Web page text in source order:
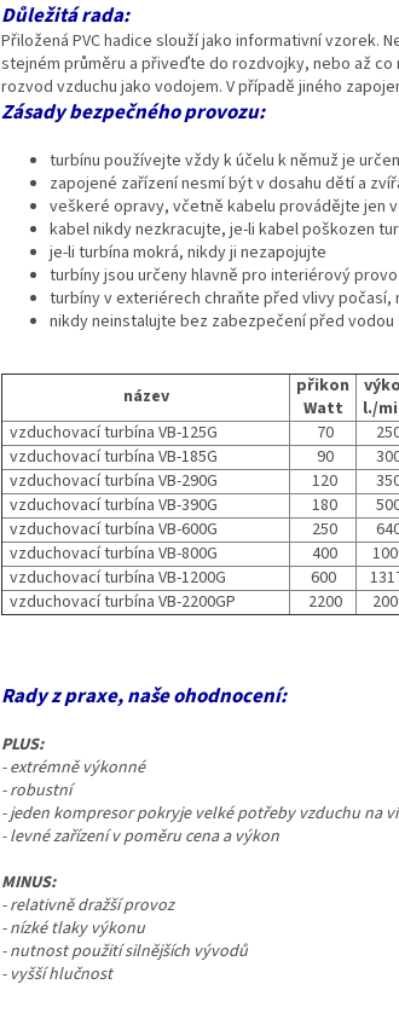
Důležitá rada:
Přiložená PVC hadice slouží jako informativní vzorek.
stejném průměru a přiveďte do rozdvojky, nebo až co
rozvod vzduchu jako vodojem. V případě jiného
Zásady bezpečného provozu:
turbínu používejte vždy k účelu k němuž je
zapojené zařízení nesmí být v dosahu dětí a
veškeré opravy, včetně kabelu provádějte jen
kabel nikdy nezkracujte, je-li kabel poškozen
je-li turbína mokrá, nikdy ji nezapojujte
turbíny jsou určeny hlavně pro interiérový
turbíny v exteriérech chraňte před vlivy počasí,
nikdy neinstalujte bez zabezpečení před
název
přikon
Watt
l./
vzduchovací turbína VB-125G
70
vzduchovací turbína VB-185G
90
vzduchovací turbína VB-290G
120
vzduchovací turbína VB-390G
180
vzduchovací turbína VB-600G
250
vzduchovací turbína VB-800G
400
vzduchovací turbína VB-1200G
600
vzduchovací turbína VB-2200GP
2200
Rady z praxe, naše ohodnocení:
PLUS:
- extrémně výkonné
- robustní
- jeden kompresor pokryje velké potřeby vzduchu na
- levné zařízení v poměru cena a výkon
MINUS:
- relativně dražší provoz
- nízké tlaky výkonu
- nutnost použití silnějších vývodů
- vyšší hlučnost